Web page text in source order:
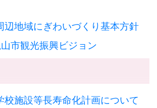
辺地域にぎわいづくり基本方針
市観光振興ビジョン
校施設等長寿命化計画について